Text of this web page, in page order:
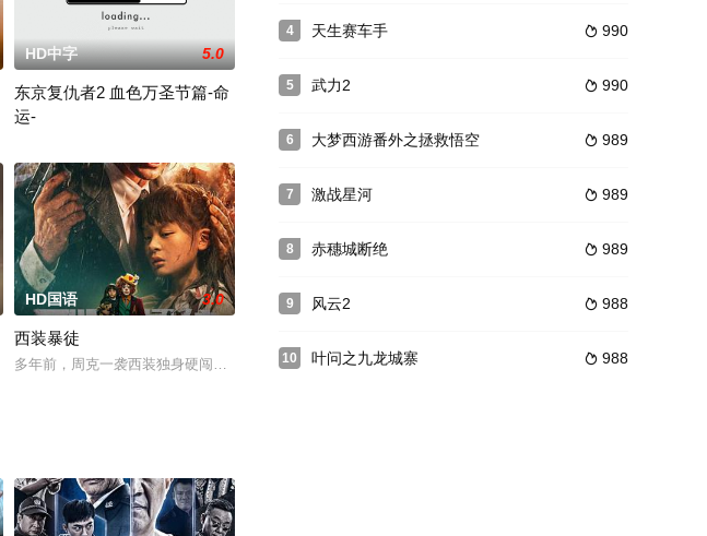
贩展开生死与智慧的
注目的死亡事件联系在一起，并被卷入了一个由媒体大亨、
HD中字 5.0
东京复仇者2 血色万圣节篇-命
运-
该片改编自同名漫画，主人公花垣武道（北村匠海 饰）因被推下月台意外穿越到10年前，他为
到
HD国语 3.0
西装暴徒
多年前，周克一袭西装独身硬闯黑帮窝点，救出兄长巴诺，最终却被捕入狱。一晃多年，出狱后的
4  990
天生赛车手
5  990
武力2
6  989
大梦西游番外之拯救悟空
7  989
激战星河
8  989
赤穗城断绝
9  988
风云2
10  988
叶问之九龙城寨